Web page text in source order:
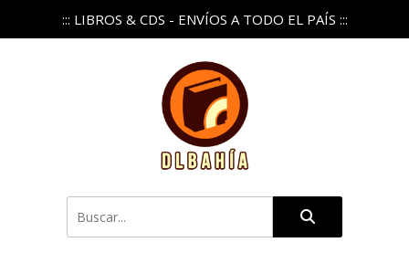
::: LIBROS & CDS - ENVÍOS A TODO EL PAÍS :::